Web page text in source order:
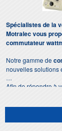
Spécialistes de la
Motralec vous
commutateur
Notre gamme de
nouvelles solutions
Afin de répondre à
Motralecmet